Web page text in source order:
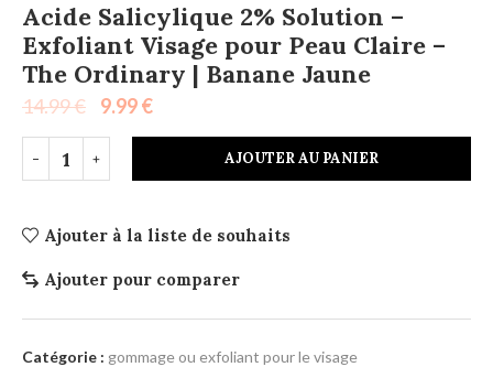
Acide Salicylique 2% Solution –
Exfoliant Visage pour Peau Claire –
The Ordinary | Banane Jaune
14.99€ 9.99€
AJOUTER AU PANIER
Ajouter à la liste de souhaits
Ajouter pour comparer
Catégorie : gommage ou exfoliant pour le visage